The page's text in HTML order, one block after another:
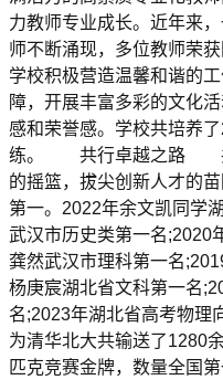
力教师专业成长。近年来
师不断涌现，多位教师荣
学校积极营造温馨和谐的
障，开展丰富多彩的文化
感和荣誉感。学校共培养
练。 共行卓越之路
的摇篮，拔尖创新人才
第一。2022年余文凯同学
武汉市历史类第一名;2020
龚然武汉市理科第一名
杨庚宸湖北省文科第一名
名;2023年湖北省高考物理
为清华北大共输送了
匹克竞赛金牌，数量全国